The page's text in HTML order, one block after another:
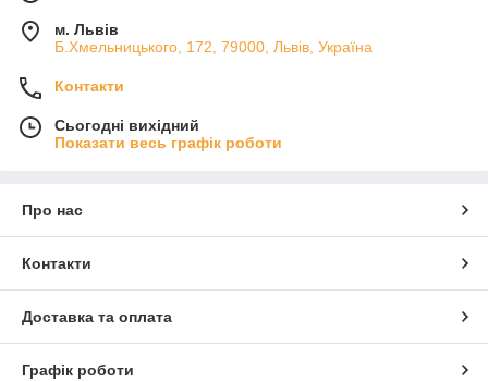
м. Львів
Б.Хмельницького, 172, 79000, Львів, Україна
Контакти
Сьогодні вихідний
Показати весь графік роботи
Про нас
Контакти
Доставка та оплата
Графік роботи